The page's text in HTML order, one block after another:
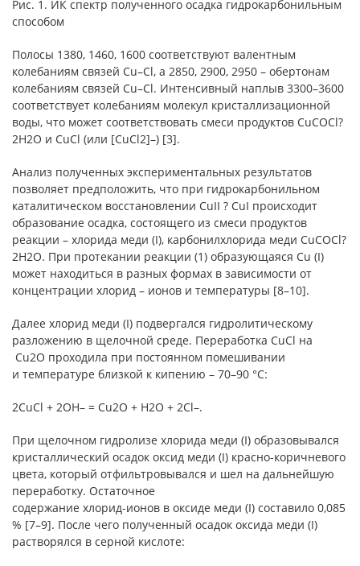
Рис. 1. ИК спектр полученного осадка гидрокарбонильным
способом
Полосы 1380, 1460, 1600 соответствуют валентным
колебаниям связей Cu–Cl, а 2850, 2900, 2950 – обертонам
колебаниям связей Cu–Cl. Интенсивный наплыв 3300–3600
соответствует колебаниям молекул кристаллизационной
воды, что может соответствовать смеси продуктов CuCOCl?
2H2O и CuCl (или [CuCl2]–) [3].
Анализ полученных экспериментальных результатов
позволяет предположить, что при гидрокарбонильном
каталитическом восстановлении CuII ? CuI происходит
образование осадка, состоящего из смеси продуктов
реакции – хлорида меди (I), карбонилхлорида меди CuCOCl?
2H2O. При протекании реакции (1) образующаяся Cu (I)
может находиться в разных формах в зависимости от
концентрации хлорид – ионов и температуры [8–10].
Далее хлорид меди (I) подвергался гидролитическому
разложению в щелочной среде. Переработка CuCl на
Cu2O проходила при постоянном помешивании
и температуре близкой к кипению – 70–90 °С:
2CuCl + 2OH– = Cu2O + H2O + 2Cl–.
При щелочном гидролизе хлорида меди (I) образовывался
кристаллический осадок оксид меди (I) красно-коричневого
цвета, который отфильтровывался и шел на дальнейшую
переработку. Остаточное
содержание хлорид-ионов в оксиде меди (I) составило 0,085
% [7–9]. После чего полученный осадок оксида меди (I)
растворялся в серной кислоте: